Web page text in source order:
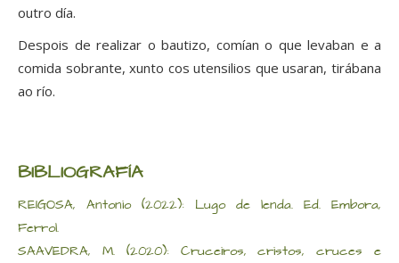
outro día.
Despois de realizar o bautizo, comían o que levaban e a
comida sobrante, xunto cos utensilios que usaran, tirábana
ao río.
BIBLIOGRAFÍA
REIGOSA, Antonio (2022): Lugo de lenda. Ed. Embora,
Ferrol.
SAAVEDRA, M. (2020): Cruceiros, cristos, cruces e